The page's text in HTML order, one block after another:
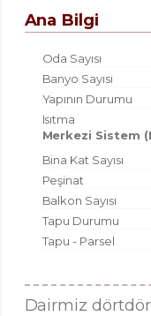
Ana Bilgi
Oda Sayısı
Banyo Sayısı
Yapının Durumu
Isıtma
Merkezi Sistem
Bina Kat Sayısı
Peşinat
Balkon Sayısı
Tapu Durumu
Tapu - Parsel
Dairmiz